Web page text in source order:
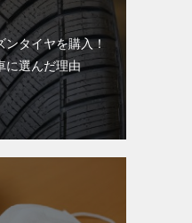
タイヤを購入！
に選んだ理由